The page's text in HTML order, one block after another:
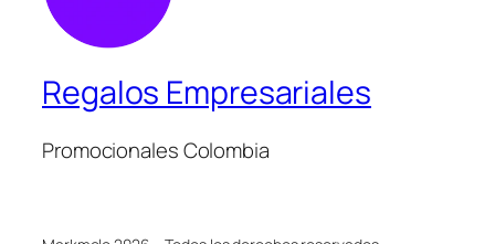
Regalos Empresariales
Promocionales Colombia